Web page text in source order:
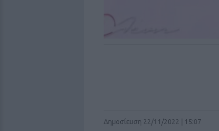
Δημοσίευση 22/11/2022 | 15:07